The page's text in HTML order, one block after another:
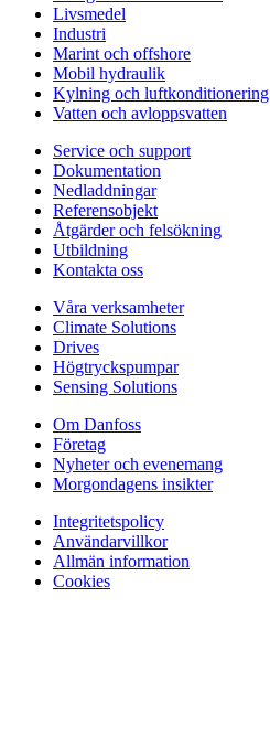
Livsmedel
Industri
Marint och offshore
Mobil hydraulik
Kylning och luftkonditionering
Vatten och avloppsvatten
Service och support
Dokumentation
Nedladdningar
Referensobjekt
Åtgärder och felsökning
Utbildning
Kontakta oss
Våra verksamheter
Climate Solutions
Drives
Högtryckspumpar
Sensing Solutions
Om Danfoss
Företag
Nyheter och evenemang
Morgondagens insikter
Integritetspolicy
Användarvillkor
Allmän information
Cookies